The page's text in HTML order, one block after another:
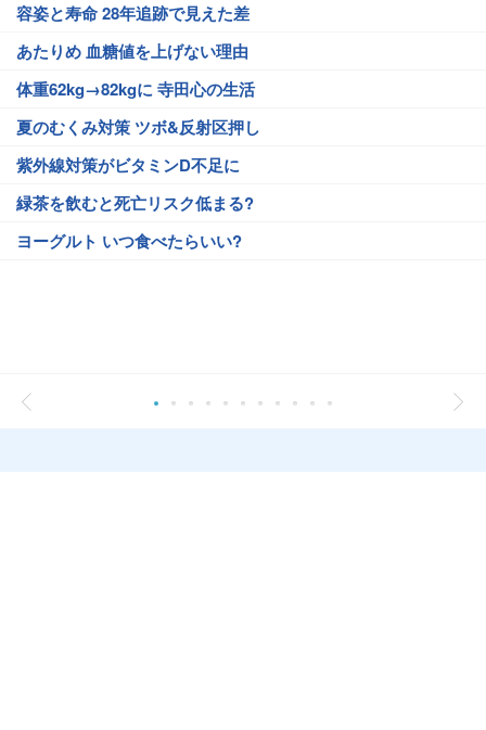
容姿と寿命 28年追跡で見えた差
あたりめ 血糖値を上げない理由
体重62kg→82kgに 寺田心の生活
夏のむくみ対策 ツボ&反射区押し
紫外線対策がビタミンD不足に
緑茶を飲むと死亡リスク低まる?
ヨーグルト いつ食べたらいい?